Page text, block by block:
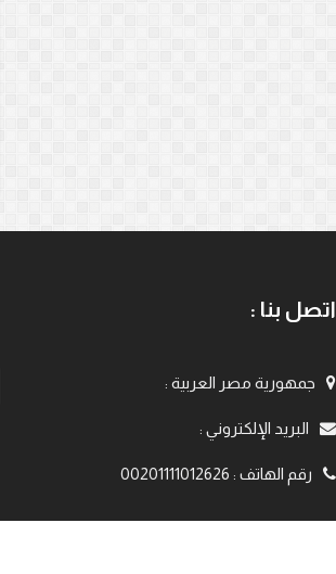
اتصل بنا :
جمهورية مصر العربية:
البريد الإلكتروني:
رقم الهاتف:
00201111012626